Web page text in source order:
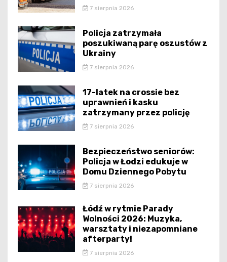
7 sierpnia 2026
Policja zatrzymała
poszukiwaną parę oszustów z
Ukrainy
7 sierpnia 2026
17-latek na crossie bez
uprawnień i kasku
zatrzymany przez policję
7 sierpnia 2026
Bezpieczeństwo seniorów:
Policja w Łodzi edukuje w
Domu Dziennego Pobytu
7 sierpnia 2026
Łódź w rytmie Parady
Wolności 2026: Muzyka,
warsztaty i niezapomniane
afterparty!
7 sierpnia 2026